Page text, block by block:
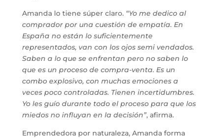
Amanda lo tiene súper claro. “Yo me dedico al
comprador por una cuestión de empatía. En
España no están lo suficientemente
representados, van con los ojos semi vendados.
Saben a lo que se enfrentan pero no saben lo
que es un proceso de compra-venta. Es un
combo explosivo, con muchas emociones a
veces poco controladas. Tienen incertidumbres.
Yo les guío durante todo el proceso para que los
miedos no influyan en la decisión”, afirma.
Emprendedora por naturaleza, Amanda forma